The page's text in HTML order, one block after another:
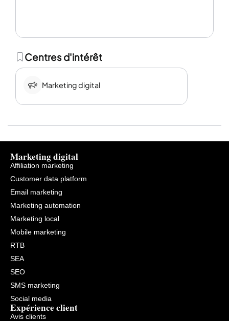
Centres d'intérêt
Marketing digital
Marketing digital
Affiliation marketing
Customer data platform
Email marketing
Marketing automation
Marketing local
Mobile marketing
RTB
SEA
SEO
SMS marketing
Social media
Expérience client
Avis clients